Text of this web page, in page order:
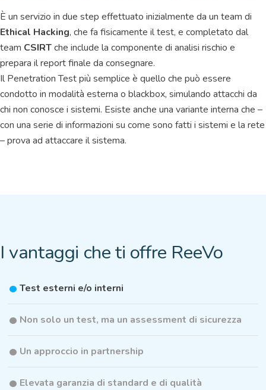
È un servizio in due step effettuato inizialmente da un team di
Ethical Hacking, che fa fisicamente il test, e completato dal
team CSIRTche include la componente di analisi rischio e
prepara il report finale da consegnare.
Il Penetration Test più semplice è quello che può essere
condotto in modalità esterna o blackbox, simulando attacchi da
chi non conosce i sistemi. Esiste anche una variante interna che –
con una serie di informazioni su come sono fatti i sistemi e la rete
– prova ad attaccare il sistema.
I vantaggi che ti offre ReeVo
Test esterni e/o interni
Non solo un test, ma un assessment di sicurezza
Un approccio in partnership
Elevata garanzia di standard e di qualità